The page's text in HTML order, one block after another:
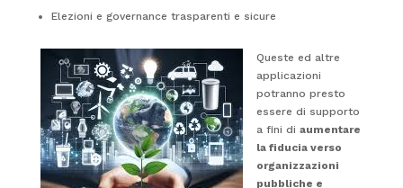
Elezioni e governance trasparenti e sicure
Queste ed altre
applicazioni
potranno presto
essere di supporto
a fini di aumentare
la fiducia verso
organizzazioni
pubbliche e